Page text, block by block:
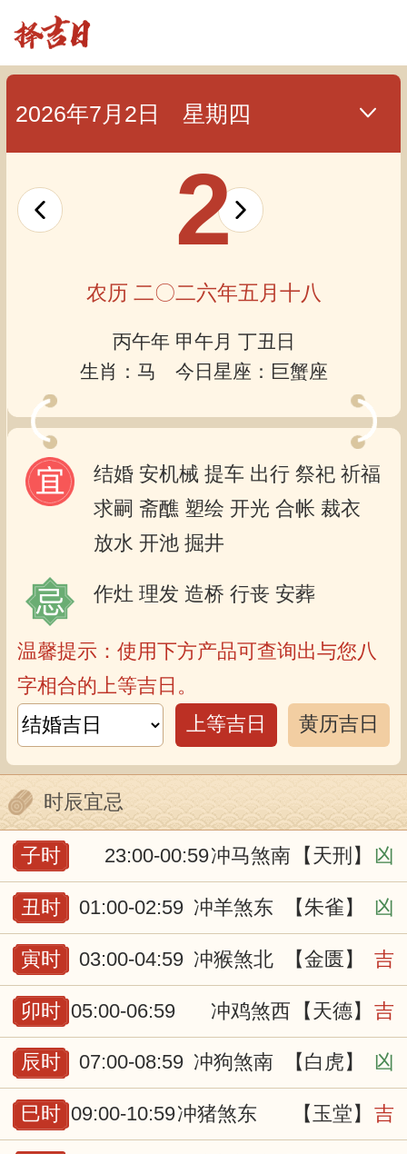
2026年7月2日 星期四
2
农历 二〇二六年五月十八
丙午年 甲午月 丁丑日
生肖：马 今日星座：巨蟹座
结婚 安机械 提车 出行 祭祀 祈福
求嗣 斋醮 塑绘 开光 合帐 裁衣
放水 开池 掘井
作灶 理发 造桥 行丧 安葬
温馨提示：使用下方产品可查询出与您八
字相合的上等吉日。
上等吉日
黄历吉日
时辰宜忌
子时 23:00-00:59冲马煞南 【天刑】 凶
丑时 01:00-02:59 冲羊煞东 【朱雀】 凶
寅时 03:00-04:59 冲猴煞北 【金匮】 吉
卯时 05:00-06:59 冲鸡煞西 【天德】 吉
辰时 07:00-08:59 冲狗煞南 【白虎】 凶
巳时 09:00-10:59冲猪煞东 【玉堂】 吉